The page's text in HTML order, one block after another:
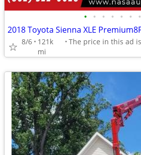
• • • • • • •
8/6
121k
mi